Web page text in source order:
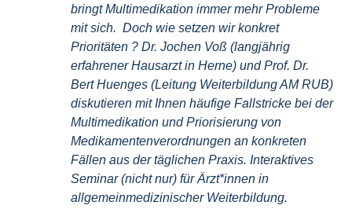
bringt Multimedikation immer mehr Probleme
mit sich. Doch wie setzen wir konkret
Prioritäten ? Dr. Jochen Voß (langjährig
erfahrener Hausarzt in Herne) und Prof. Dr.
Bert Huenges (Leitung Weiterbildung AM RUB)
diskutieren mit Ihnen häufige Fallstricke bei der
Multimedikation und Priorisierung von
Medikamentenverordnungen an konkreten
Fällen aus der täglichen Praxis. Interaktives
Seminar (nicht nur) für Ärzt*innen in
allgemeinmedizinischer Weiterbildung.